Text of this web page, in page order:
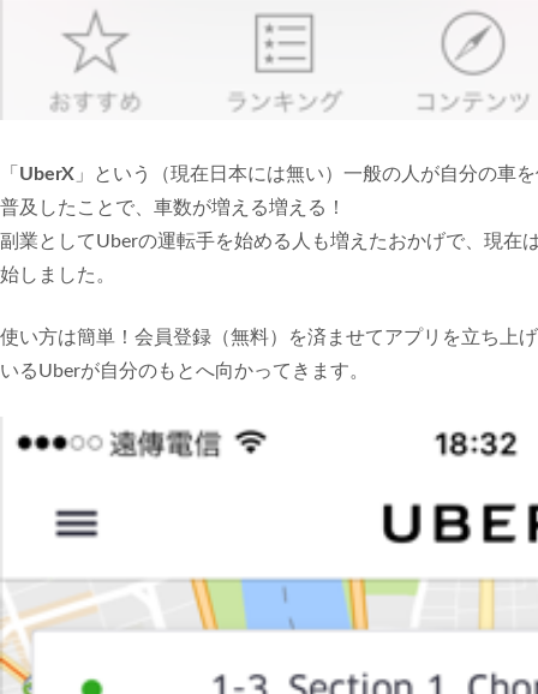
「 UberX 」という（現在日本には無い）一般の人が自分の車
普及したことで、車数が増える増える！
副業としてUberの運転手を始める人も増えたおかげで、現在
始しました。
使い方は簡単！会員登録（無料）を済ませてアプリを立ち上
いるUberが自分のもとへ向かってきます。